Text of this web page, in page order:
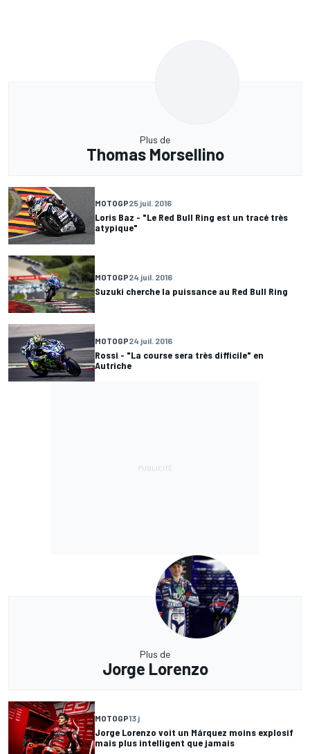
Plus de
Thomas Morsellino
MOTOGP25 juil. 2016
Loris Baz - "Le Red Bull Ring est un tracé très
atypique"
MOTOGP24 juil. 2016
Suzuki cherche la puissance au Red Bull Ring
MOTOGP24 juil. 2016
Rossi - "La course sera très difficile" en
Autriche
Plus de
Jorge Lorenzo
MOTOGP13 j
Jorge Lorenzo voit un Márquez moins explosif
mais plus intelligent que jamais